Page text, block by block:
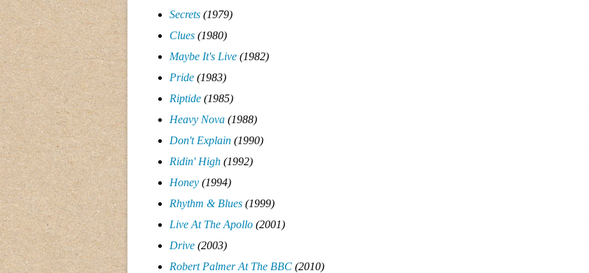
Secrets (1979)
Clues (1980)
Maybe It's Live (1982)
Pride (1983)
Riptide (1985)
Heavy Nova (1988)
Don't Explain (1990)
Ridin' High (1992)
Honey (1994)
Rhythm & Blues (1999)
Live At The Apollo (2001)
Drive (2003)
Robert Palmer At The BBC (2010)